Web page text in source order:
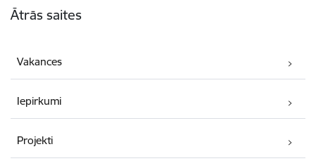
Ātrās saites
Vakances
Iepirkumi
Projekti